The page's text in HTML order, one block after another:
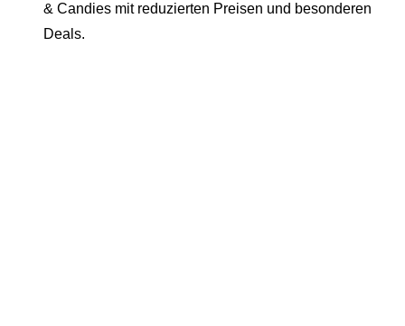
& Candies mit reduzierten Preisen und besonderen
Deals.